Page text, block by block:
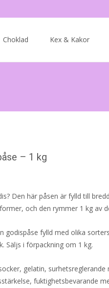
Choklad Kex & Kakor
– 1 kg
Den här påsen är fylld till
och den rymmer 1 kg av
godispåse fylld med olika
Säljs i förpackning om 1 kg.
gelatin, surhetsreglerande
fuktighetsbevarande